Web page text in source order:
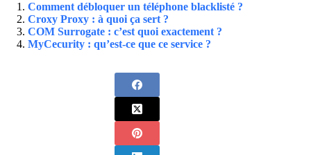
Comment débloquer un téléphone blacklisté ?
Croxy Proxy : à quoi ça sert ?
COM Surrogate : c’est quoi exactement ?
MyCecurity : qu’est-ce que ce service ?